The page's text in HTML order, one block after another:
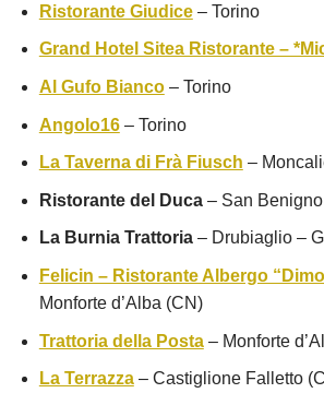
Ristorante Giudice– Torino
Grand Hotel Sitea Ristorante –
Al Gufo Bianco– Torino
Angolo16– Torino
La Taverna di Frà Fiusch –
Ristorante del Duca– San
La Burnia Trattoria– Drubiaglio –
Felicin – Ristorante Albergo
Monforte d’Alba (CN)
Trattoria della Posta– Monforte
La Terrazza– Castiglione Falletto